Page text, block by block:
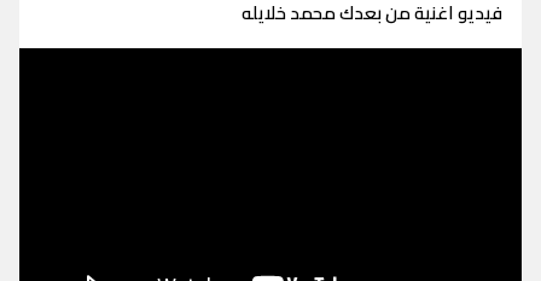
فيديو اغنية من بعدك محمد خلايله